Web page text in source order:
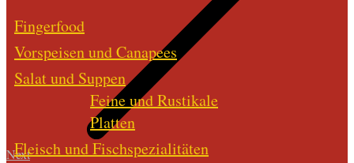
Next
Fingerfood
Vorspeisen und Canapees
Salat und Suppen
Feine und Rustikale
Platten
Fleisch und Fischspezialitäten